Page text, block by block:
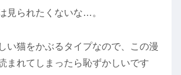
見られたくないな…。
い猫をかぶるタイプなので、この漫
まれてしまったら恥ずかしいです